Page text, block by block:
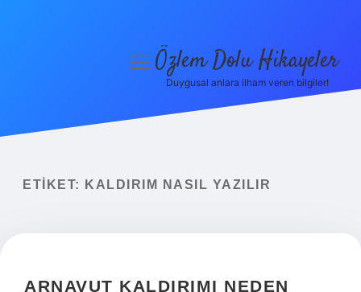
Yasal Uyarı
menüyüÖzlem Dolu Hikayeler
Duygusal anlara ilham veren bilgiler!
ETIKET: KALDIRIM NASIL YAZILIR
ARNAVUT KALDIRIMI NEDEN